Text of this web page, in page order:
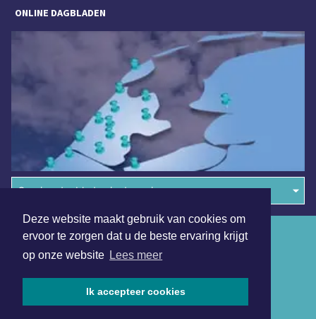
Deze website maakt gebruik van cookies om
ervoor te zorgen dat u de beste ervaring krijgt
op onze website Lees meer
Ik accepteer cookies
ONLINE DAGBLADEN
Overige dagbladen in de regio
Algemene voorwaarden
Disclaimer